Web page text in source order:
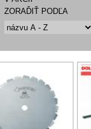
ZORAĎIŤ PODĽA